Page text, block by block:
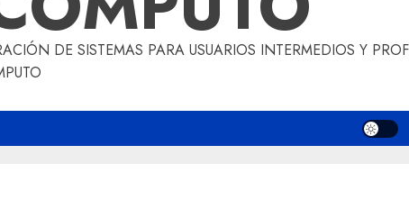
DE SISTEMAS PARA USUARIOS INTERMEDIOS Y